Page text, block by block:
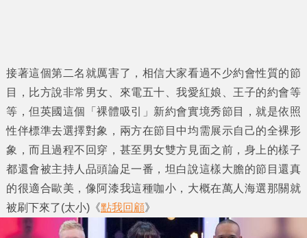
接著這個第二名就厲害了，相信大家看過不少約會性質的節
目，比方說非常男女、來電五十、我愛紅娘、王子的約會等
等，但英國這個「裸體吸引」新約會實境秀節目，就是依照
性伴標準去選擇對象，兩方在節目中均需展示自己的全裸形
象，而且過程不回穿，甚至男女雙方見面之前，身上的樣子
都還會被主持人品頭論足一番，坦白說這樣大膽的節目還真
的很適合歐美，像阿漆我這種咖小，大概在萬人海選那關就
被刷下來了(太小)《點我回顧》